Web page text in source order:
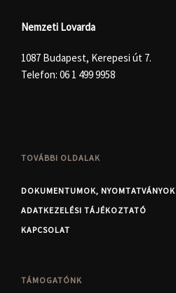
Nemzeti Lovarda
1087 Budapest, Kerepesi út 7.
Telefon: 06 1 499 9958
TOVÁBBI OLDALAK
DOKUMENTUMOK, NYOMTATVÁNYOK
ADATKEZELÉSI TÁJÉKOZTATÓ
KAPCSOLAT
TÁMOGATÓNK